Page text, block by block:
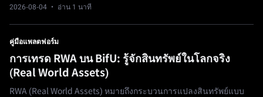
2026-08-04 · อ่าน 1 นาที
คู่มือแพลตฟอร์ม
การเทรด RWA บน BifU: รู้จักสินทรัพย์ในโลกจริง
(Real World Assets)
RWA (Real World Assets) หมายถึงกระบวนการแปลงสินทรัพย์แบบ